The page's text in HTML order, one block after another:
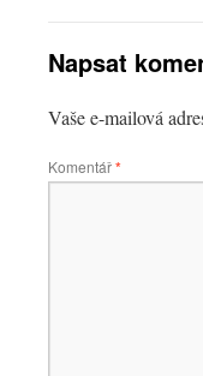
Napsat
Vaše e-mailová
Komentář*